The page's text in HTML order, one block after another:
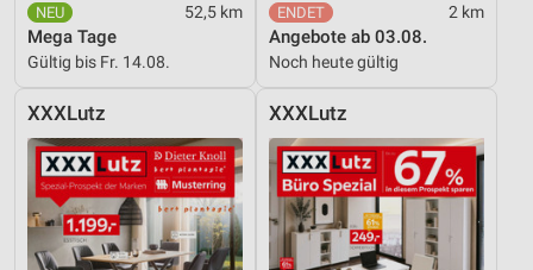
52,5 km
Mega Tage
Gültig bis Fr. 14.08.
2 km
Angebote ab 03.08.
Noch heute gültig
XXXLutz XXXLutz
Verwendung reduzierter Daten zur Auswahl von
Werbeanzeigen
Werbung
Verwendung von Profilen zur Auswahl
personalisierter Werbung
Erstellung von Profilen zur Personalisierung
von Inhalten